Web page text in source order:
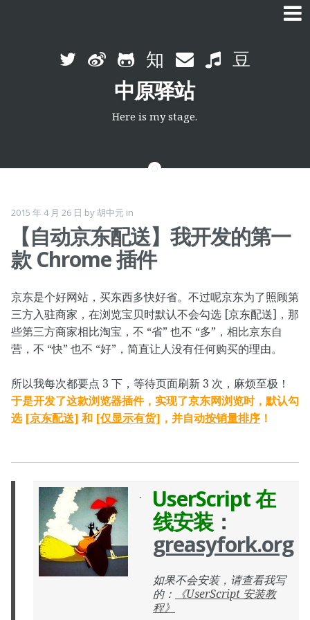
Skip
中原驿站
Here is my stage.
2015 年 4 月 26 日 by胡中元 in
【自动京东配送】我开发的第一
款 Chrome 插件
京东是个好网站，买东西多快好省。不过呢京东为了照顾第
三方入驻商家，在浏览宝贝时默认不会勾选 [京东配送]，那
些第三方商家相比淘宝，不 “省” 也不 “多”，相比京东自
营，不 “快” 也不 “好”，简直让人没有任何购买的理由。
所以我每次都要点 3 下，等待页面刷新 3 次，麻烦至极！
于是开发了这款浏览器插件，实现了京东网浏览时，默认勾
选 [京东配送] 和 [仅显示有货] ，并自动按销量排序 ！
.
UserScript 在
线安装：
greasyfork.org
如果不会安装，请查看我写
的：
《UserScript 安装教
程》